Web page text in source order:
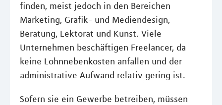
finden, meist jedoch in den Bereichen
Marketing, Grafik- und Mediendesign,
Beratung, Lektorat und Kunst. Viele
Unternehmen beschäftigen Freelancer, da
keine Lohnnebenkosten anfallen und der
administrative Aufwand relativ gering ist.
Sofern sie ein Gewerbe betreiben, müssen